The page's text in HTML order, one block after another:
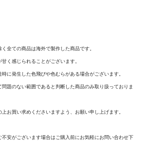
全ての商品は海外で製作した商品です。
く感じられることがございます。
に発生した色飛びや色むらがある場合がございます。
題のない範囲であると判断した商品のみ取り扱っておりま
お買い求めくださいますよう、お願い申し上げます。
安がございます場合はご購入前にお気軽にお問い合わせ下